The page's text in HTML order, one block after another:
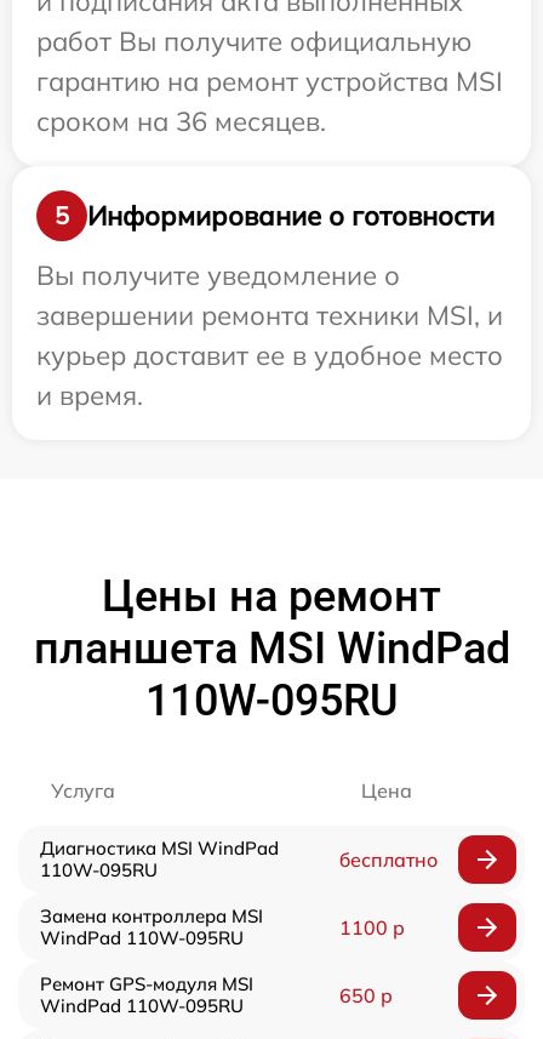
работ Вы получите официальную
гарантию на ремонт устройства MSI
сроком на 36 месяцев.
5
Информирование о готовности
Вы получите уведомление о
завершении ремонта техники MSI, и
курьер доставит ее в удобное место
и время.
Цены на ремонт
планшета MSI WindPad
110W-095RU
Услуга Цена
Диагностика MSI WindPad
110W-095RU
бесплатно
Замена контроллера MSI
WindPad 110W-095RU
1100 р
Ремонт GPS-модуля MSI
WindPad 110W-095RU
650 р